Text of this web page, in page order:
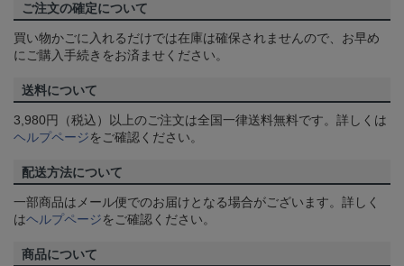
ご注文の確定について
買い物かごに入れるだけでは在庫は確保されませんので、お早め
にご購入手続きをお済ませください。
送料について
3,980円（税込）以上のご注文は全国一律送料無料です。詳しくは
ヘルプページをご確認ください。
配送方法について
一部商品はメール便でのお届けとなる場合がございます。詳しく
はヘルプページをご確認ください。
商品について